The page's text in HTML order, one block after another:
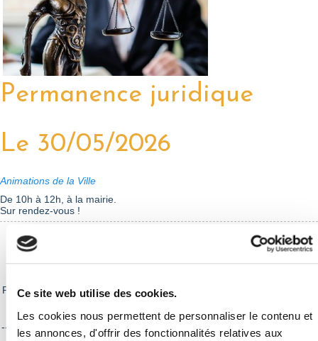
Ce site web utilise des cookies.
Les cookies nous permettent de personnaliser le contenu et
les annonces, d'offrir des fonctionnalités relatives aux
Permanence juridique
Le 30/05/2026
Animations de la Ville
De 10h à 12h, à la mairie.
Sur rendez-vous !
Permanence de conseils juridiques par Maître Stéphanie Caggianese.
-----------------------------------------------------------------------------------------
-